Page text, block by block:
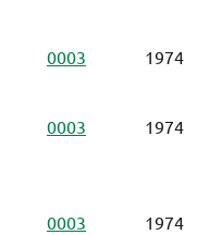
0003 1974
0003
1974
0003
1974